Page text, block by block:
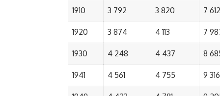
1910 3 792 3 820 7 612
1920 3 874 4 113 7
1930 4 248 4 437 8
1941 4 561 4 755 9 316